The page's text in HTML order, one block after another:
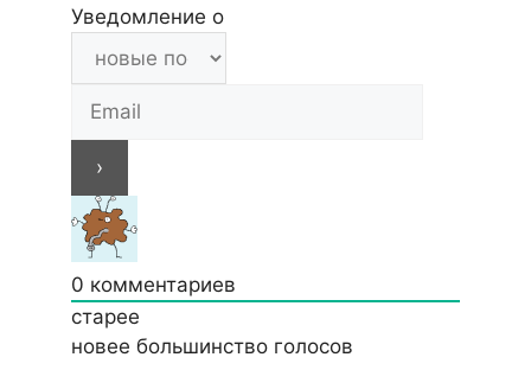
Уведомление о
0 комментариев
старее
новее большинство голосов